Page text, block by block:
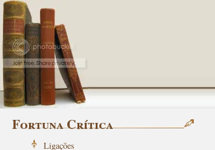
Fortuna Crítica
Ligações